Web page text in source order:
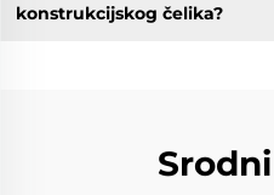
konstrukcijskog čelika?